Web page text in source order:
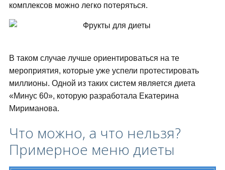
комплексов можно легко потеряться.
В таком случае лучше ориентироваться на те
мероприятия, которые уже успели протестировать
миллионы. Одной из таких систем является диета
«Минус 60», которую разработала Екатерина
Мириманова.
Что можно, а что нельзя?
Примерное меню диеты